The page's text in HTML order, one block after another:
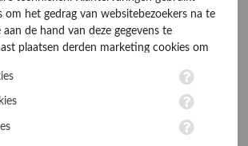
advies en bezorging.
als bedrijf
het gedrag van websitebezoekers na te
de hand van deze gegevens te
plaatsen derden marketing cookies om
persoonsgegevens verwerkt. Je geeft
verwerking wanneer je hieronder een
in de
. Lees voor meer